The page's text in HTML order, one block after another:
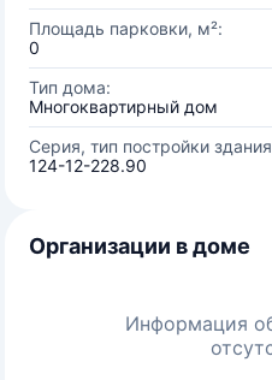
Площадь парковки, м²:
0
Тип дома:
Многоквартирный дом
Серия, тип постройки
124-12-228.90
Организации в доме
Информация